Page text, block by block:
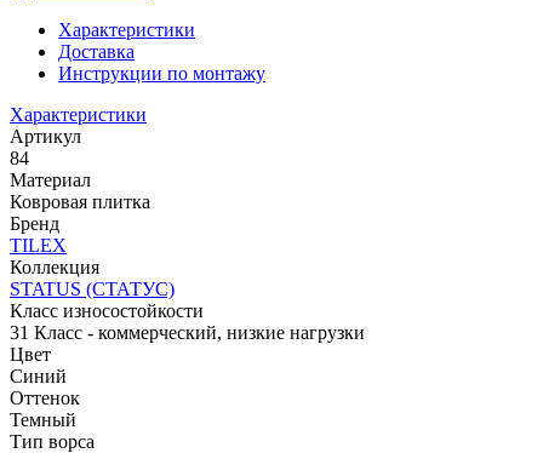
Характеристики
Доставка
Инструкции по монтажу
Характеристики
Артикул
84
Материал
Ковровая плитка
Бренд
TILEX
Коллекция
STATUS (СТАТУС)
Класс износостойкости
31 Класс - коммерческий, низкие нагрузки
Цвет
Синий
Оттенок
Темный
Тип ворса